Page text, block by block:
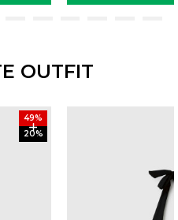
OUTFIT
49%
20%